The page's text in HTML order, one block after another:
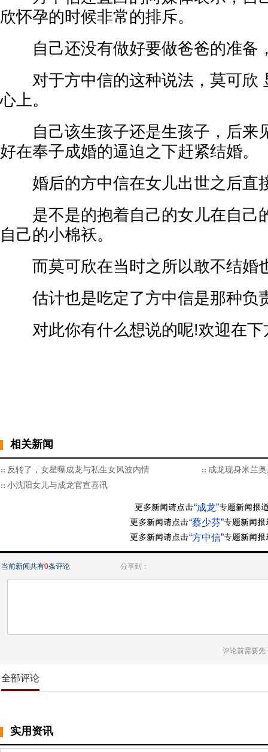
欣怀孕的时候非常的排斥。
自己还没有做好要做爸爸的准备
对于方中信的这种说法，莫可欣
心上。
自己该生孩子还是生孩子，后来
好在奉子成婚的逼迫之下赶紧结婚。
婚后的方中信在女儿出世之后直
是不是的抱着自己的女儿在自己
自己的小棉袄。
而莫可欣在当时之所以敢不结婚
估计也是吃定了方中信是那种负
对此你有什么想说的呢!欢迎在下
相关新闻
反转了，女星曝成龙与私生女风波内情
成龙现身米兰
小沈阳女儿与成龙官宣喜讯
“成龙”
“蔡少芬”
“方中信”
当前新闻共有0条评论 分享到：
评论前需要先
全部评论
实用资讯